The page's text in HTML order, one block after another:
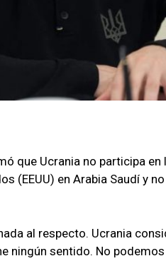
que Ucrania no participa en
(EEUU) en Arabia Saudí y
al respecto. Ucrania
ningún sentido. No